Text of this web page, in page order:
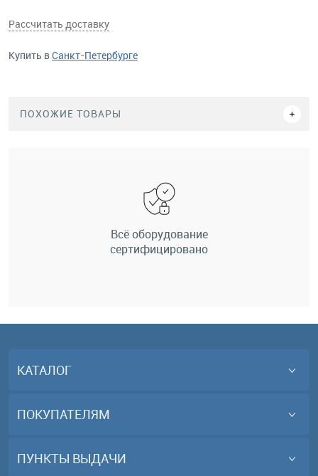
Рассчитать доставку
Купить вСанкт-Петербурге
ПОХОЖИЕ ТОВАРЫ
Всё оборудование
сертифицировано
КАТАЛОГ
ПОКУПАТЕЛЯМ
ПУНКТЫ ВЫДАЧИ